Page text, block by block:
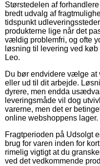
Størstedelen af
bredt udvalg af
tidspunkt
produkterne lige når det
vældig problemfri, og ofte
løsning til levering ved
Leo.
Du bør endvidere vælge
eller ud til dit arbejde.
dyrere, men endda
leveringsmåde vil dog
varerne, men det er
online webshoppens lager.
Fragtperioden på Udsolgt
brug for varen inden for
rimelig vigtigt at du
ved det vedkommende